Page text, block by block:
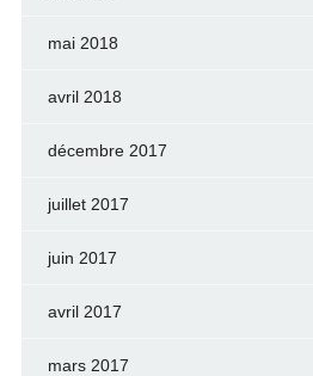
mai 2018
avril 2018
décembre 2017
juillet 2017
juin 2017
avril 2017
mars 2017